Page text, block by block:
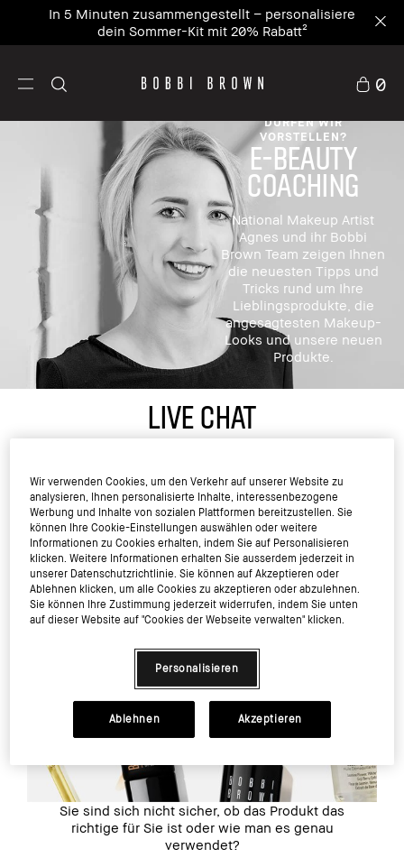
In 5 Minuten zusammengestellt – personalisiere
dein Sommer-Kit mit 20% Rabatt²
0
DÜRFEN WIR
VORSTELLEN?
E-BEAUTY
COACHING
National Makeup Artist
Agnes und ihr Bobbi
Brown Team zeigen Ihnen
die neuesten Tipps und
Tricks rund um Ihre
Lieblingsprodukte, die
angesagtesten Makeup-
Looks und unsere neuen
Produkte.
LIVE CHAT
Sie sind sich nicht sicher, ob das Produkt das
richtige für Sie ist oder wie man es genau
verwendet?
Wir verwenden Cookies, um den Verkehr auf unserer Website zu
analysieren, Ihnen personalisierte Inhalte, interessenbezogene
Werbung und Inhalte von sozialen Plattformen bereitzustellen. Sie
können Ihre Cookie-Einstellungen auswählen oder weitere
Informationen zu Cookies erhalten, indem Sie auf Personalisieren
klicken. Weitere Informationen erhalten Sie ausserdem jederzeit in
unserer Datenschutzrichtlinie. Sie können auf Akzeptieren oder
Ablehnen klicken, um alle Cookies zu akzeptieren oder abzulehnen.
Sie können Ihre Zustimmung jederzeit widerrufen, indem Sie unten
auf dieser Website auf "Cookies der Webseite verwalten" klicken.
Personalisieren
Ablehnen Akzeptieren